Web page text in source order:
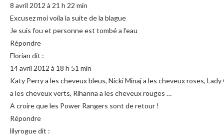
8 avril 2012 à 21 h 22 min
Excusez moi voila la suite de la blague
Je suis fou et personne est tombé a l’eau
Répondre
Florian dit :
14 avril 2012 à 18 h 51 min
Katy Perry a les cheveux bleus, Nicki Minaj a les cheveux roses, Lady
a les cheveux verts, Rihanna a les cheveux rouges …
A croire que les Power Rangers sont de retour !
Répondre
lilyrogue dit :